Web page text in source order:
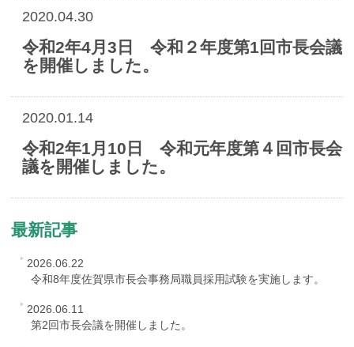
2020.04.30
令和2年4月3日 令和２年度第1回市長会議
を開催しました。
2020.01.14
令和2年1月10日 令和元年度第４回市長会
議を開催しました。
最新記事
2026.06.22
令和8年度佐賀県市長会事務局職員採用試験を実施します。
2026.06.11
第2回市長会議を開催しました。